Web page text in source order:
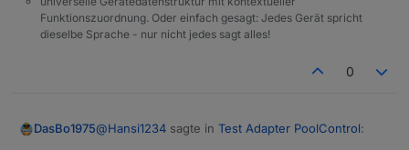
Funktionszuordnung. Oder einfach gesagt: Jedes Gerät spricht
dieselbe Sprache - nur nicht jedes sagt alles!
0
DasBo1975@Hansi1234 sagte in Test Adapter PoolControl: